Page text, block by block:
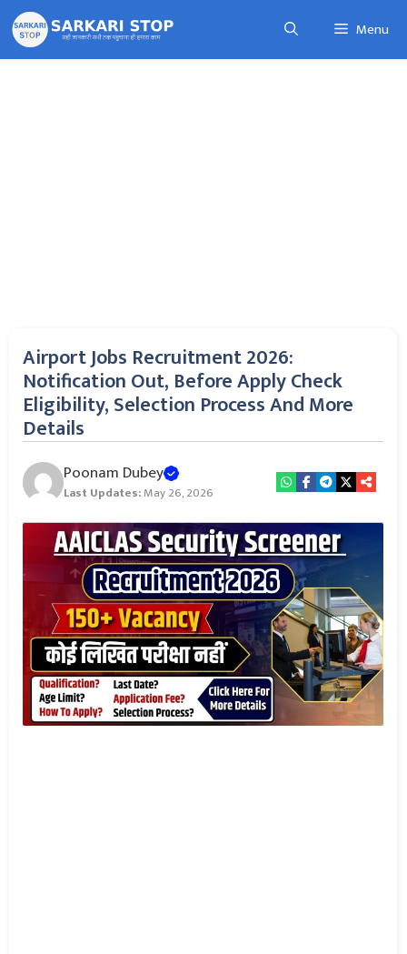
Skip
to
content
Menu
Airport Jobs Recruitment 2026:
Notification Out, Before Apply Check
Eligibility, Selection Process And More
Details
Poonam Dubey
Last Updates:May 26, 2026